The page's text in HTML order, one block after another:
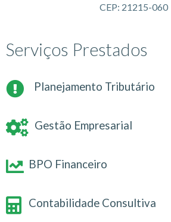
CEP: 21215-060
Serviços Prestados
Planejamento Tributário
Gestão Empresarial
BPO Financeiro
Contabilidade Consultiva